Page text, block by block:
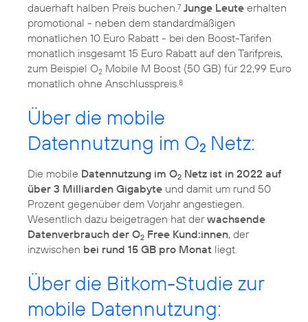
dauerhaft halben Preis buchen. 7 Junge Leute erhalten
promotional - neben dem standardmäßigen
monatlichen 10 Euro Rabatt - bei den Boost-Tarifen
monatlich insgesamt 15 Euro Rabatt auf den Tarifpreis,
zum Beispiel O2 Mobile M Boost (50 GB) für 22,99 Euro
monatlich ohne Anschlusspreis. 8
Über die mobile
Datennutzung im O2 Netz:
Die mobile Datennutzung im O2 Netz ist in 2022 auf
über 3 Milliarden Gigabyte und damit um rund 50
Prozent gegenüber dem Vorjahr angestiegen.
Wesentlich dazu beigetragen hat derwachsende
Datenverbrauch der O2 Free Kund:innen, der
inzwischen bei rund 15 GB pro Monat liegt.
Über die Bitkom-Studie zur
mobile Datennutzung: